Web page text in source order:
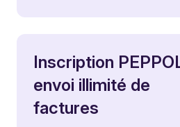
Inscription
envoi illimité de
factures